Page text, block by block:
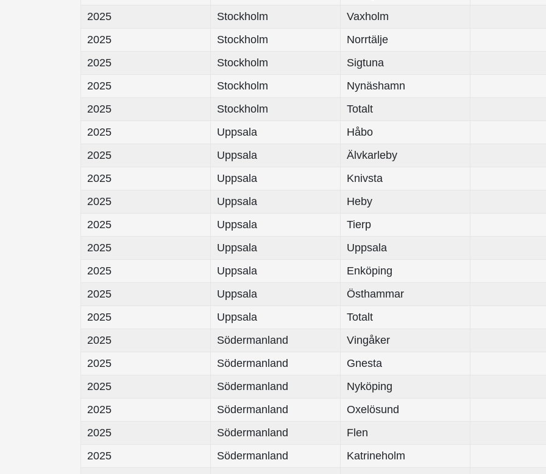
2025
Stockholm
Vaxholm
2025
Stockholm
Norrtälje
2025
Stockholm
Sigtuna
2025
Stockholm
Nynäshamn
2025
Stockholm
Totalt
2025
Uppsala
Håbo
2025
Uppsala
Älvkarleby
2025
Uppsala
Knivsta
2025
Uppsala
Heby
2025
Uppsala
Tierp
2025
Uppsala
Uppsala
2025
Uppsala
Enköping
2025
Uppsala
Östhammar
2025
Uppsala
Totalt
2025
Södermanland
Vingåker
2025
Södermanland
Gnesta
2025
Södermanland
Nyköping
2025
Södermanland
Oxelösund
2025
Södermanland
Flen
2025
Södermanland
Katrineholm